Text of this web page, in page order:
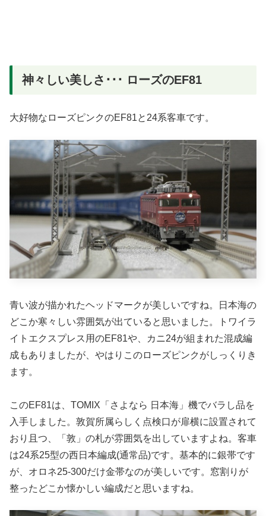
神々しい美しさ･･･ ローズのEF81
大好物なローズピンクのEF81と24系客車です。
青い波が描かれたヘッドマークが美しいですね。日本海の
どこか寒々しい雰囲気が出ていると思いました。トワイラ
イトエクスプレス用のEF81や、カニ24が組まれた混成編
成もありましたが、やはりこのローズピンクがしっくりき
ます。
このEF81は、TOMIX「さよなら 日本海」機でバラし品を
入手しました。敦賀所属らしく点検口が扉横に設置されて
おり且つ、「敦」の札が雰囲気を出していますよね。客車
は24系25型の西日本編成(通常品)です。基本的に銀帯です
が、オロネ25-300だけ金帯なのが美しいです。窓割りが
整ったどこか懐かしい編成だと思いますね。